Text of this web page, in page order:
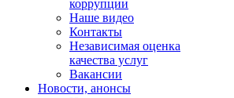
коррупции
Наше видео
Контакты
Независимая оценка
качества услуг
Вакансии
Новости, анонсы